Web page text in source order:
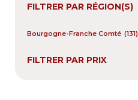
FILTRER PAR RÉGION(S)
Bourgogne-Franche Comté (131)
FILTRER PAR PRIX